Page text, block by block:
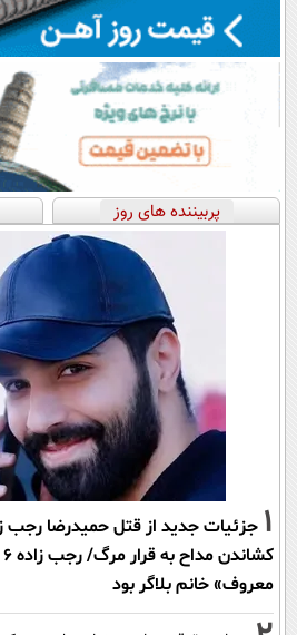
پربیننده های روز
1 جزئیات جدید از قتل حمیدرضا رجب
معروف» خانم بلاگر بود